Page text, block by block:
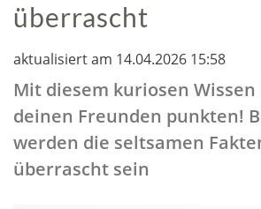
überrascht
aktualisiert am 14.04.2026 15:58
Mit diesem kuriosen
deinen Freunden punkten!
werden die seltsamen
überrascht sein